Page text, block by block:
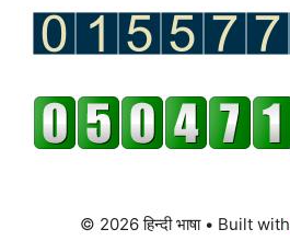
© 2026 हिन्दी भाषा• Built with